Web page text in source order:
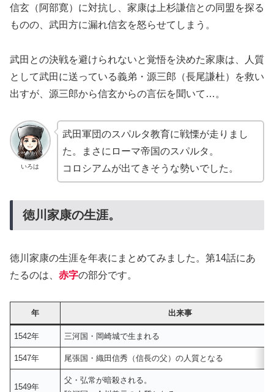
信玄（阿部寛）に対抗し、家康は上杉謙信との同盟を探る
ものの、武田方に漏れ信玄を怒らせてしまう。
武田との決戦を避けられないと覚悟を決めた家康は、人質
として武田に送っている義弟・源三郎（長尾謙杜）を救い
出すが、源三郎から信玄からの言伝を聞いて…。
いろは
武田軍団のスパルタ教育に戦慄が走りまし
た。まさにローマ帝国のスパルタ。
コロシアムが出てきそうな勢いでした。
徳川家康の生涯。
徳川家康の生涯を年表にまとめてみました。第14話にあ
たるのは、 赤字の部分です。
年 出来事
1542年 三河国・岡崎城で生まれる
1547年 尾張国・織田信秀（信長の父）の人質となる
1549年
父・弘常が暗殺される。